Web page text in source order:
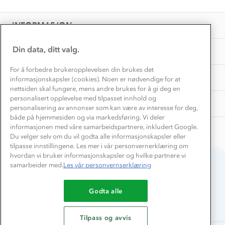
INFORMASJON
Presse
OM OSS
Samarbeide med oss?
TIPS OG RÅD
Store størrelser
Turmat oppskrifter
Beredskap
AKTIVITETER
Overnatte utendørs⛺
Leirskole 🥾
Barnehageansatt
Tips til hyttetur
Du betaler enkelt med
Din data, ditt valg.
For å forbedre brukeropplevelsen din brukes det
informasjonskapsler (cookies). Noen er nødvendige for at
nettsiden skal fungere, mens andre brukes for å gi deg en
personalisert opplevelse med tilpasset innhold og
personalisering av annonser som kan være av interesse for deg,
både på hjemmesiden og via markedsføring. Vi deler
informasjonen med våre samarbeidspartnere, inkludert Google.
Du velger selv om du vil godta alle informasjonskapsler eller
tilpasse innstillingene. Les mer i vår personvernerklæring om
hvordan vi bruker informasjonskapsler og hvilke partnere vi
samarbeider med.Les vår personvernserklæring
Godta alle
Tilpass og avvis